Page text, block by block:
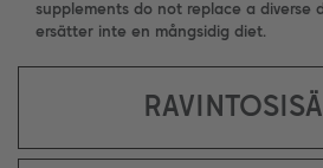
supplements do not replace a diverse
ersätter inte en mångsidig diet.